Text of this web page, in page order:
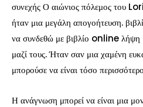
συνεχής Ο αιώνιος πόλεμος του
ήταν μια μεγάλη απογοήτευση.
να συνδεθώ με βιβλίο online
μαζί τους. Ήταν σαν μια χαμένη
μπορούσε να είναι τόσο
Η ανάγνωση μπορεί να είναι μια